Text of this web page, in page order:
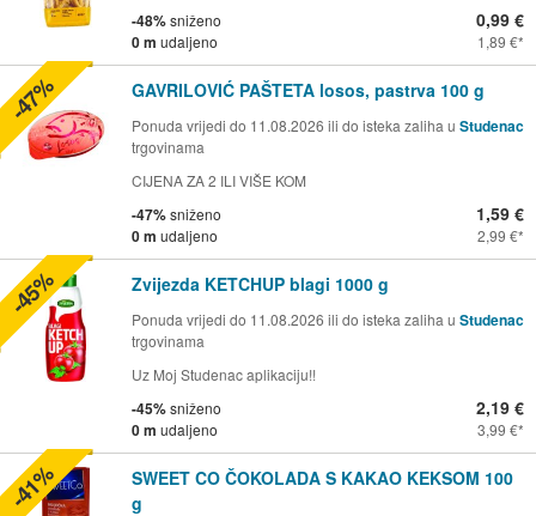
-48%sniženo
0 m udaljeno
0,99 €
1,89 €
GAVRILOVIĆ PAŠTETA losos, pastrva 100 g
Ponuda vrijedi do 11.08.2026 ili do isteka zaliha u Studenac
trgovinama
CIJENA ZA 2 ILI VIŠE KOM
-47%sniženo
0 m udaljeno
1,59 €
2,99 €
-47%
Zvijezda KETCHUP blagi 1000 g
Ponuda vrijedi do 11.08.2026 ili do isteka zaliha u Studenac
trgovinama
Uz Moj Studenac aplikaciju!!
-45%sniženo
0 m udaljeno
2,19 €
3,99 €
-45%
SWEET CO ČOKOLADA S KAKAO KEKSOM 100
g
-41%